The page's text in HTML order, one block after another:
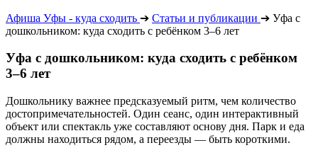
Афиша Уфы - куда сходить ➔ Статьи и публикации ➔ Уфа с
дошкольником: куда сходить с ребёнком 3–6 лет
Уфа с дошкольником: куда сходить с ребёнком
3–6 лет
Дошкольнику важнее предсказуемый ритм, чем количество
достопримечательностей. Один сеанс, один интерактивный
объект или спектакль уже составляют основу дня. Парк и еда
должны находиться рядом, а переезды — быть короткими.